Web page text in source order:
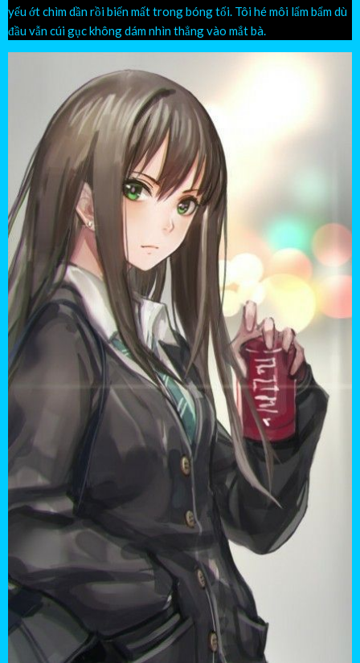
yếu ớt chìm dần rồi biến mất trong bóng tối. Tôi hé môi lẩm bẩm dù
đầu vẫn cúi gục không dám nhìn thẳng vào mắt bà.